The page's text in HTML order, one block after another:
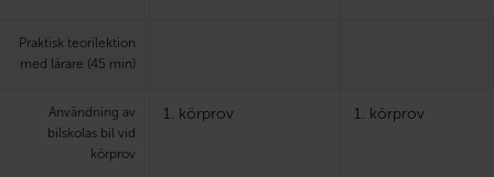
Praktisk teorilektion
med lärare (45 min)
Användning av
bilskolas bil vid
körprov
1. körprov 1. körprov